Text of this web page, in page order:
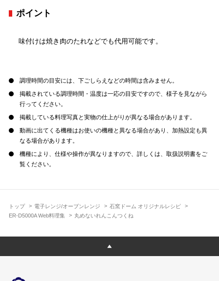
トップ 電子レンジ/オーブンレンジ
石窯ドーム オリジナルレシピ
ER-D5000A Web料理集
丸めないれんこんつくね
ポイント
味付けは焼き肉のたれなどでも代用可能です。
調理時間の目安には、下ごしらえなどの時間は含みません。
掲載されている調理時間・温度は一応の目安ですので、様子を見ながら
行ってください。
掲載している料理写真と実物の仕上がりが異なる場合があります。
動画に出てくる機種はお使いの機種と異なる場合があり、加熱設定も異
なる場合があります。
機種により、仕様や操作が異なりますので、詳しくは、取扱説明書をご
覧ください。